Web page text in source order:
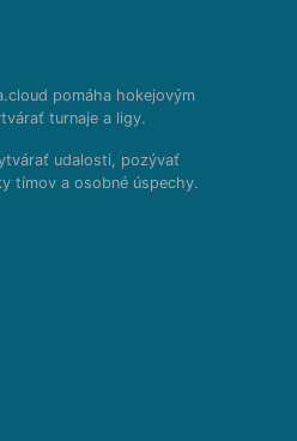
pomáha hokejovým
turnaje a ligy.
udalosti, pozývať
tímov a osobné úspechy.